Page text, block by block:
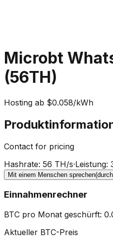
Microbt
(56TH)
Hosting ab $0.058/kWh
Contact for pricing
Hashrate: 56 TH/s·Leistung:
Mit einem Menschen sprechen
Einnahmenrechner
BTC pro Monat geschürft:
Aktueller BTC-Preis